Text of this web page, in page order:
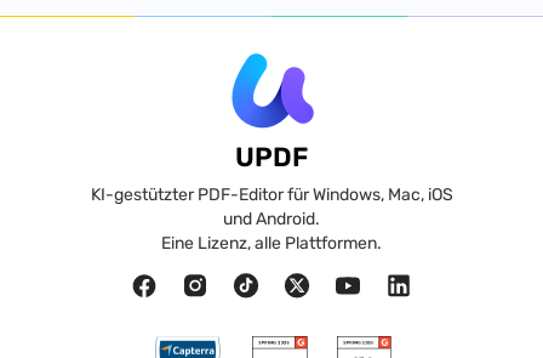
UPDF
KI-gestützter PDF-Editor für Windows, Mac, iOS
und Android.
Eine Lizenz, alle Plattformen.